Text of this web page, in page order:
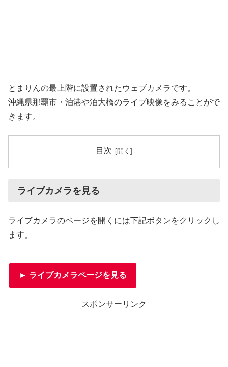
とまりんの最上階に設置されたウェブカメラです。
沖縄県那覇市・泊港や泊大橋のライブ映像をみることがで
きます。
目次
ライブカメラを見る
ライブカメラのページを開くには下記ボタンをクリックし
ます。
► ライブカメラページを見る
スポンサーリンク